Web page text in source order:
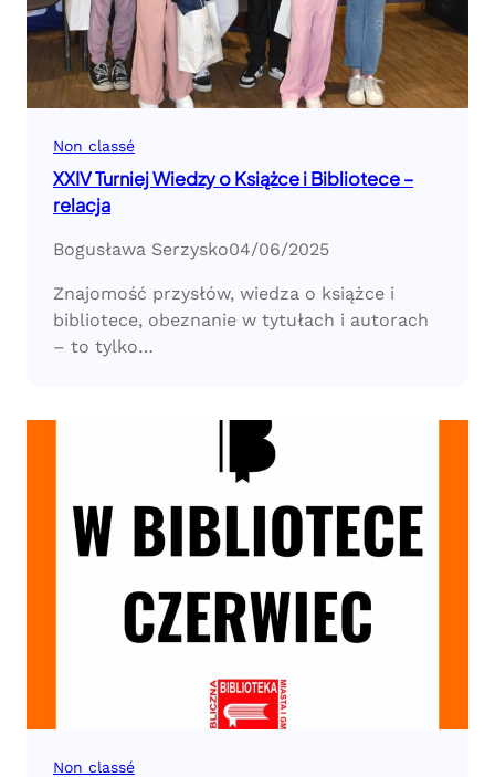
Non classé
XXIV Turniej Wiedzy o Książce i Bibliotece –
relacja
Bogusława Serzysko04/06/2025
Znajomość przysłów, wiedza o książce i
bibliotece, obeznanie w tytułach i autorach
– to tylko…
Non classé